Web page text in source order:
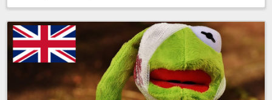
No free places